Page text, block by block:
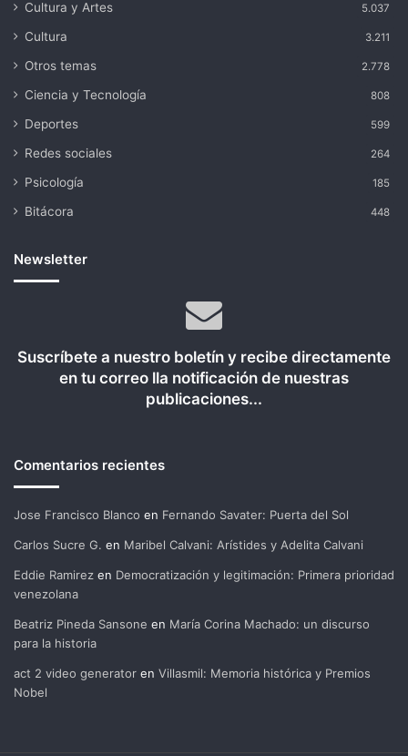
Cultura y Artes 5.037
Cultura 3.211
Otros temas 2.778
Ciencia y Tecnología 808
Deportes 599
Redes sociales 264
Psicología 185
Bitácora 448
Newsletter
Suscríbete a nuestro boletín y recibe directamente
en tu correo lla notificación de nuestras
publicaciones...
Comentarios recientes
Jose Francisco Blanco en Fernando Savater: Puerta del Sol
Carlos Sucre G. en Maribel Calvani: Arístides y Adelita Calvani
Eddie Ramirez en Democratización y legitimación: Primera prioridad
venezolana
Beatriz Pineda Sansone en María Corina Machado: un discurso
para la historia
act 2 video generator en Villasmil: Memoria histórica y Premios
Nobel